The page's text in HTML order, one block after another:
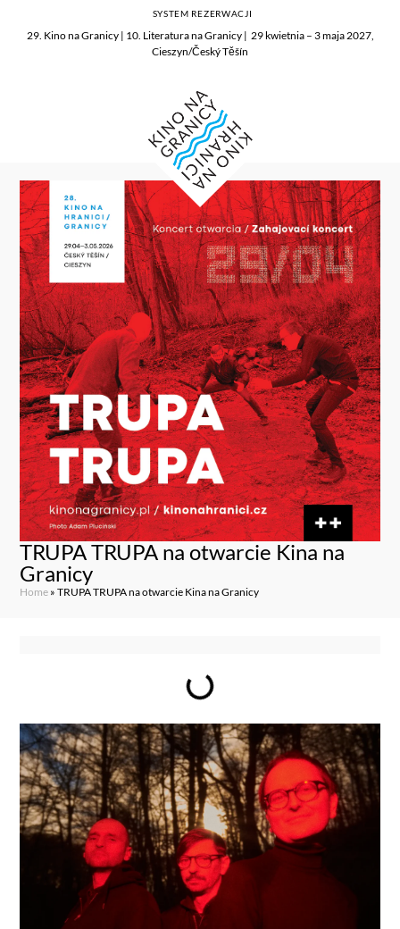
29. Kino na Granicy | 10. Literatura na Granicy | 29 kwietnia – 3 maja 2027,
Cieszyn/Český Těšín
SYSTEM REZERWACJI
TRUPA TRUPA na otwarcie Kina na
Granicy
Home »TRUPA TRUPA na otwarcie Kina na Granicy